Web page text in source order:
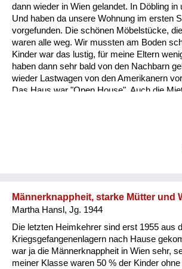
Frauen, Mütter,
Versorgung
Heimkehrer
Wiederaufbau
Wohnen
dann wieder in Wien gelandet. In Döbling in
Und haben da unsere Wohnung im ersten
vorgefunden. Die schönen Möbelstücke,
waren alle weg. Wir mussten am Boden
Kinder war das lustig, für meine Eltern
haben dann sehr bald von den Nachbarn
wieder Lastwagen von den Amerikanern
Das Haus war "Open House". Auch die
seine Möbel. Und meine Mutter. Und das
Männerknappheit, starke Mütter und
Martha Hansl, Jg. 1944
Die letzten Heimkehrer sind erst 1955 aus
Kriegsgefangenenlagern nach Hause
war ja die Männerknappheit in Wien sehr,
meiner Klasse waren 50 % der Kinder ohne